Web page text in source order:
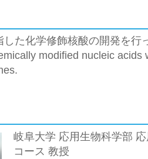
した化学修飾核酸の開発を行
modified nucleic acids
岐阜大学 応用生物科学部
コース 教授